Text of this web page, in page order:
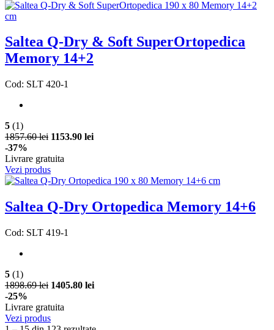
Saltea Q-Dry & Soft SuperOrtopedica
Memory 14+2
Cod: SLT 420-1
5 (1)
1857.60 lei 1153.90 lei
-37%
Livrare gratuita
Vezi produs
Saltea Q-Dry Ortopedica Memory 14+6
Cod: SLT 419-1
5 (1)
1898.69 lei 1405.80 lei
-25%
Livrare gratuita
Vezi produs